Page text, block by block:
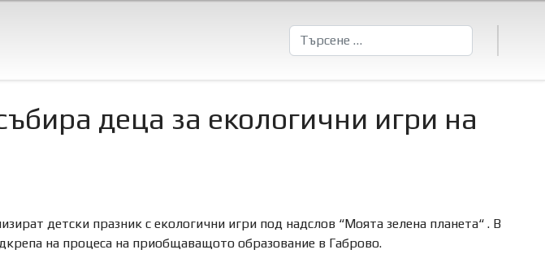
Търсене
деца за екологични игри на
детски празник с екологични игри под надслов “Моята зелена планета“ . В
на процеса на приобщаващото образование в Габрово.